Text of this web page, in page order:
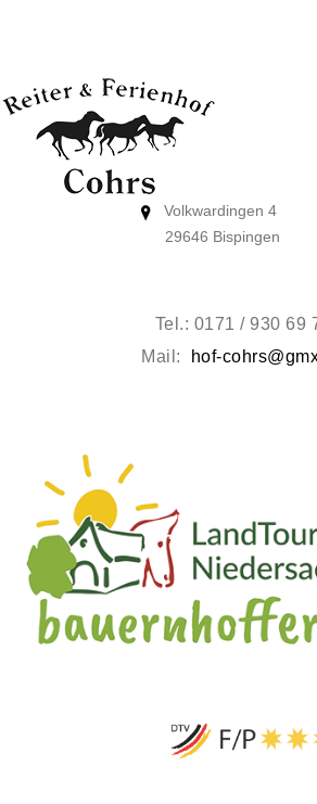
Volkwardingen 4
29646 Bispingen
Tel.: 0171 / 930 69
Mail:
hof-